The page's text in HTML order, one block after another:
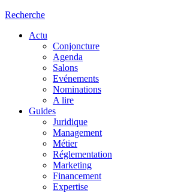
Recherche
Actu
Conjoncture
Agenda
Salons
Evénements
Nominations
A lire
Guides
Juridique
Management
Métier
Réglementation
Marketing
Financement
Expertise